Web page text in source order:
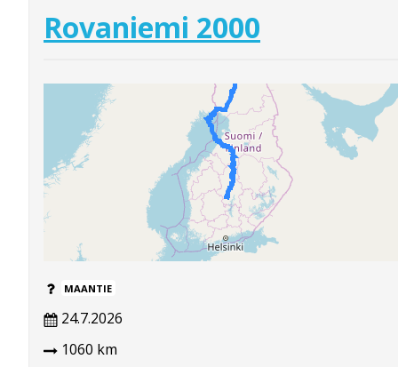
Rovaniemi 2000
MAANTIE
24.7.2026
1060 km